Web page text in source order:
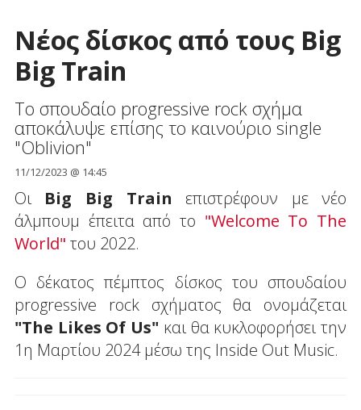
Νέος δίσκος από τους Big
Big Train
Το σπουδαίο progressive rock σχήμα
αποκάλυψε επίσης το καινούριο single
"Oblivion"
11/12/2023 @ 14:45
Οι Big Big Train επιστρέφουν με νέο
άλμπουμ έπειτα από το "Welcome To The
World" του 2022.
Ο δέκατος πέμπτος δίσκος του σπουδαίου
progressive rock σχήματος θα ονομάζεται
"The Likes Of Us" και θα κυκλοφορήσει την
1η Μαρτίου 2024 μέσω της Inside Out Music.